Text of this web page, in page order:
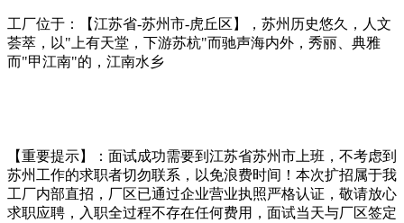
工厂位于：【江苏省-苏州市-虎丘区】，苏州历史悠久，人文
荟萃，以"上有天堂，下游苏杭"而驰声海内外，秀丽、典雅
而"甲江南"的，江南水乡
【重要提示】：面试成功需要到江苏省苏州市上班，不考虑到
苏州工作的求职者切勿联系，以免浪费时间！本次扩招属于我
工厂内部直招，厂区已通过企业营业执照严格认证，敬请放心
求职应聘，入职全过程不存在任何费用，面试当天与厂区签定